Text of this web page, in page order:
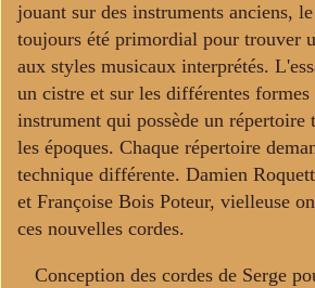
jouant sur des instruments anciens,
toujours été primordial pour trouver
aux styles musicaux interprétés.
un cistre et sur les différentes
instrument qui possède un répertoire
les époques. Chaque répertoire
technique différente. Damien
et Françoise Bois Poteur, vielleuse
ces nouvelles cordes.
Conception des cordes de Serge